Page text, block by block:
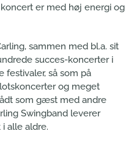
er med høj energi og
sammen med bl.a. sit
succes-koncerter i
festivaler, så som på
og meget
som gæst med andre
Swingband leverer
alle aldre.